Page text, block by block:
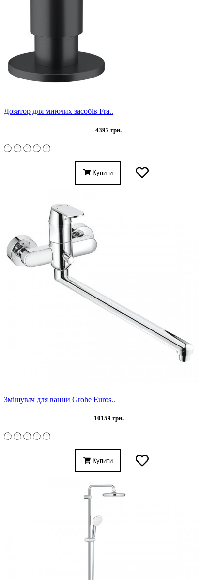
Дозатор для миючих засобів Fra..
4397 грн.
Купити
Змішувач для ванни Grohe Euros..
10159 грн.
Купити